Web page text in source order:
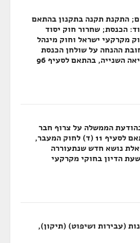
התקנת תקנה בתקנון בהתאם
יסוד: הכנסת; שחרור חוק יסוד
מקרקעי ישראל וחוק מינהל
ההנחה על שולחן הכנסת
יום אחד לפני הקריאה השנייה, בהתאם לסעיף 96
הממשלה על צרוף חבר
נוסף לממשלה בהתאם לסעיף 11 (ד) לחוק המעבר,
- 1949; שאלת נושא חדש שנתעוררה
הדיון בחוקי מקרקעי
(עבירות ושיפוט) (תיקון),